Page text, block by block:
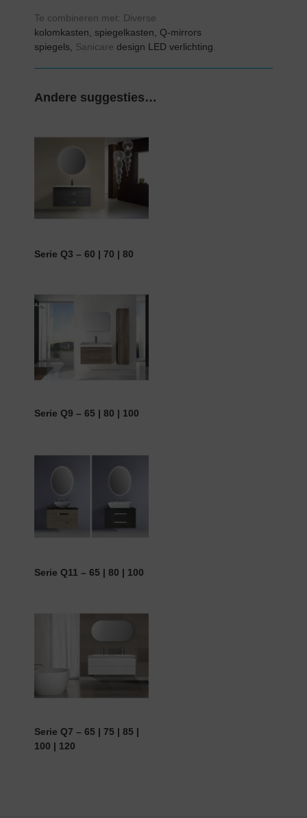
Te combineren met: Diverse
kolomkasten, spiegelkasten,
Q-mirrors
spiegels,
Sanicare design LED verlichting
Andere suggesties…
Serie Q3 – 60 | 70 | 80
Serie Q9 – 65 | 80 | 100
Serie Q11 – 65 | 80 | 100
Serie Q7 – 65 | 75 | 85 |
100 | 120